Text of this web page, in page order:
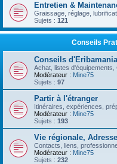
Entretien &
Graissage, réglage,
Sujets : 121
Conseils
Conseils
Achat, listes d'équipements,
Modérateur : Mine75
Sujets : 97
Partir à l'étranger
Itinéraires, expériences,
Modérateur : Mine75
Sujets : 193
Vie régionale,
Contacts, liens,
Modérateur : Mine75
Sujets : 232